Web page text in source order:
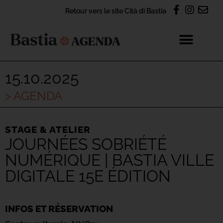
Retour vers le site Cità di Bastia
15.10.2025
> AGENDA
STAGE & ATELIER
JOURNÉES SOBRIÉTÉ
NUMÉRIQUE | BASTIA VILLE
DIGITALE 15E ÉDITION
INFOS ET RÉSERVATION